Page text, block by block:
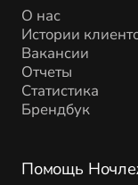
О нас
Истории
Вакансии
Отчеты
Статистика
Брендбук
Помощь